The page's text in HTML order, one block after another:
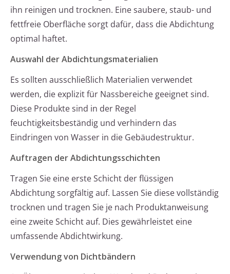
ihn reinigen und trocknen. Eine saubere, staub- und
fettfreie Oberfläche sorgt dafür, dass die Abdichtung
optimal haftet.
Auswahl der Abdichtungsmaterialien
Es sollten ausschließlich Materialien verwendet
werden, die explizit für Nassbereiche geeignet sind.
Diese Produkte sind in der Regel
feuchtigkeitsbeständig und verhindern das
Eindringen von Wasser in die Gebäudestruktur.
Auftragen der Abdichtungsschichten
Tragen Sie eine erste Schicht der flüssigen
Abdichtung sorgfältig auf. Lassen Sie diese vollständig
trocknen und tragen Sie je nach Produktanweisung
eine zweite Schicht auf. Dies gewährleistet eine
umfassende Abdichtwirkung.
Verwendung von Dichtbändern